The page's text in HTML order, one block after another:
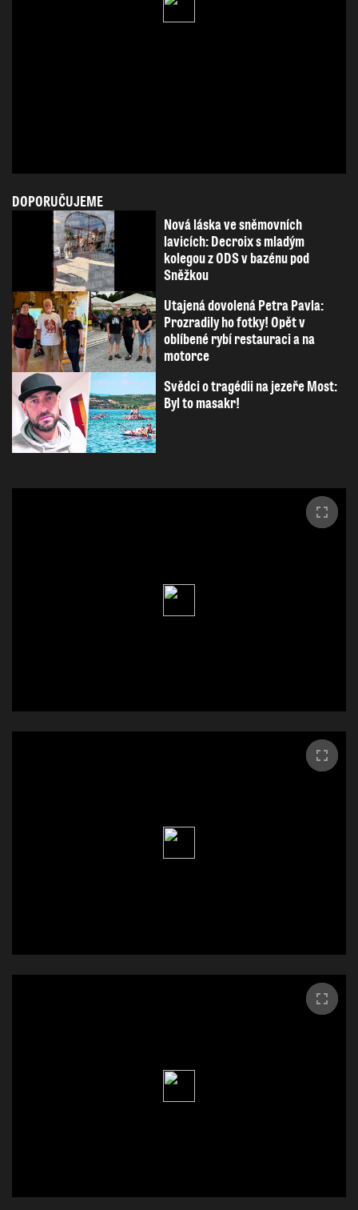
DOPORUČUJEME
Nová láska ve sněmovních
lavicích: Decroix s mladým
kolegou z ODS v bazénu pod
Sněžkou
Utajená dovolená Petra Pavla:
Prozradily ho fotky! Opět v
oblíbené rybí restauraci a na
motorce
Svědci o tragédii na jezeře Most:
Byl to masakr!